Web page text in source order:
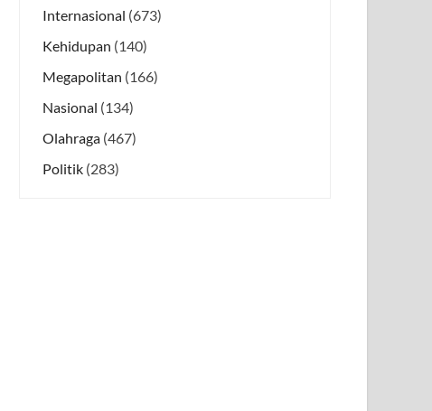
Internasional (673)
Kehidupan (140)
Megapolitan (166)
Nasional (134)
Olahraga (467)
Politik (283)